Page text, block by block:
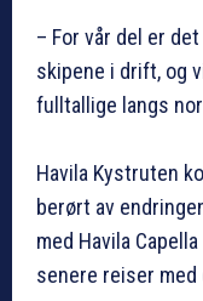
– For vår del er
skipene i drift, og
fulltallige langs
Havila Kystruten
berørt av
med Havila
senere reiser